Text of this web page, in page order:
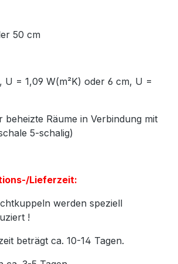
50 cm
U = 1,09 W(m²K) oder 6 cm, U =
beheizte Räume in Verbindung mit
5-schalig)
Lieferzeit:
werden speziell
!
beträgt ca. 10-14 Tagen.